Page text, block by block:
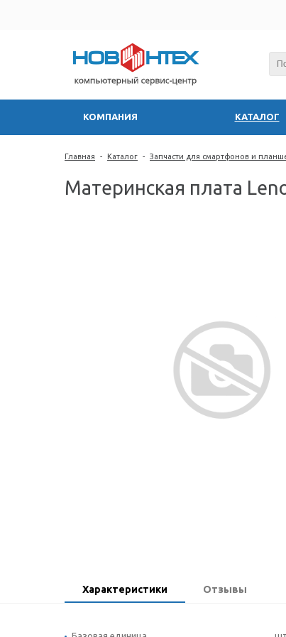
КОМПАНИЯ КАТАЛОГ
Главная - Каталог - Запчасти для смартфонов и
Материнская плата
Характеристики Отзывы